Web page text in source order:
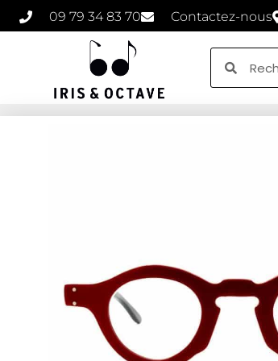
09 79 34 83 70 Contactez-nous